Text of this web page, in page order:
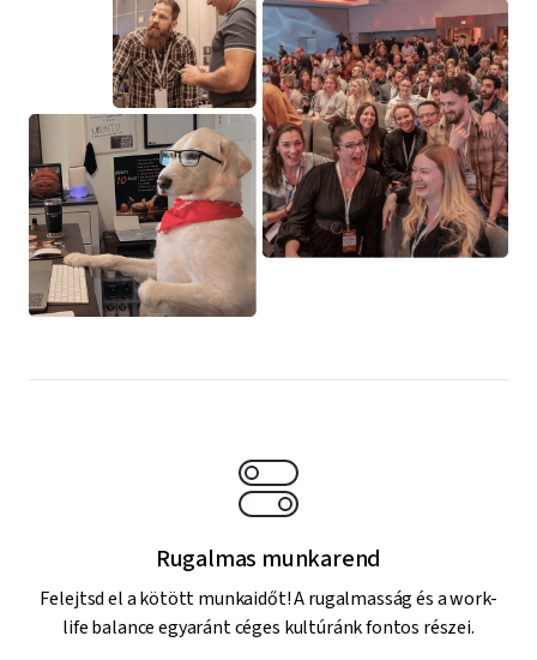
Rugalmas munkarend
Felejtsd el a kötött munkaidőt! A rugalmasság és a work-
life balance egyaránt céges kultúránk fontos részei.